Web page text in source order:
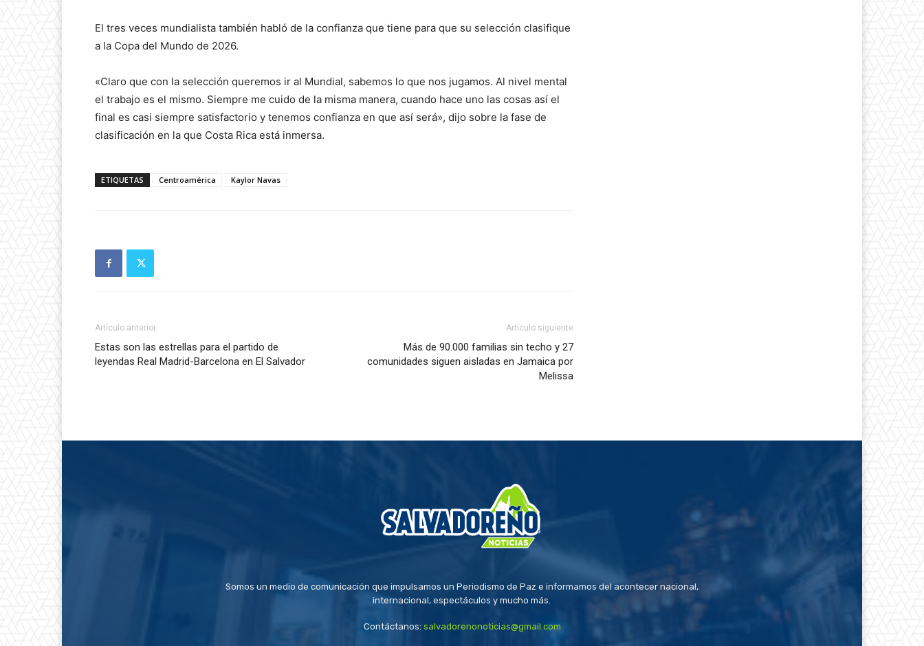
El tres veces mundialista también habló de la confianza que tiene para que su selección clasifique
a la Copa del Mundo de 2026.
«Claro que con la selección queremos ir al Mundial, sabemos lo que nos jugamos. Al nivel mental
el trabajo es el mismo. Siempre me cuido de la misma manera, cuando hace uno las cosas así el
final es casi siempre satisfactorio y tenemos confianza en que así será», dijo sobre la fase de
clasificación en la que Costa Rica está inmersa.
ETIQUETAS Centroamérica Kaylor Navas
Artículo anterior
Estas son las estrellas para el partido de
leyendas Real Madrid-Barcelona en El Salvador
Artículo siguiente
Más de 90.000 familias sin techo y 27
comunidades siguen aisladas en Jamaica por
Melissa
Somos un medio de comunicación que impulsamos un Periodismo de Paz e informamos del acontecer nacional,
internacional, espectáculos y mucho más.
Contáctanos: salvadorenonoticias@gmail.com